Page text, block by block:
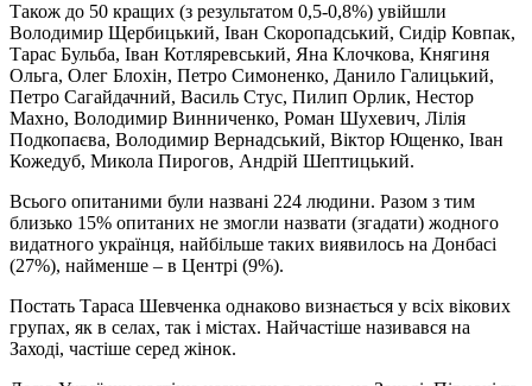
Також до 50 кращих (з результатом 0,5-0,8%) увійшли
Володимир Щербицький, Iван Скоропадський, Сидiр Ковпак,
Тарас Бульба, Iван Котляревський, Яна Клочкова, Княгиня
Ольга, Олег Блохiн, Петро Симоненко, Данило Галицький,
Петро Сагайдачний, Василь Стус, Пилип Орлик, Нестор
Махно, Володимир Винниченко, Роман Шухевич, Лiлiя
Подкопаєва, Володимир Вернадський, Вiктор Ющенко, Iван
Кожедуб, Микола Пирогов, Андрiй Шептицький.
Всього опитаними були названі 224 людини. Разом з тим
близько 15% опитаних не змогли назвати (згадати) жодного
видатного українця, найбільше таких виявилось на Донбасі
(27%), найменше – в Центрі (9%).
Постать Тараса Шевченка однаково визнається у всіх вікових
групах, як в селах, так і містах. Найчастіше називався на
Заході, частіше серед жінок.